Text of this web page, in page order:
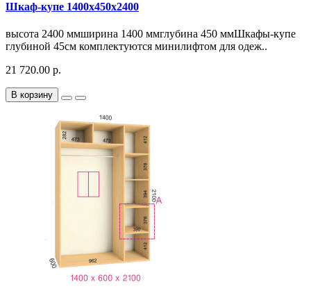
Шкаф-купе 1400х450х2400
высота 2400 ммширина 1400 ммглубина 450 ммШкафы-купе
глубиной 45см комплектуются минилифтом для одеж..
21 720.00 р.
В корзину